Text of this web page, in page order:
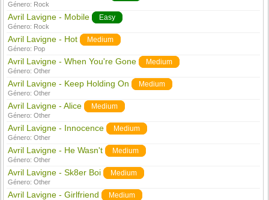
Género: Rock
Avril Lavigne - Mobile Easy
Género: Rock
Avril Lavigne - Hot Medium
Género: Pop
Avril Lavigne - When You're Gone Medium
Género:Other
Avril Lavigne - Keep Holding On Medium
Género:Other
Avril Lavigne - Alice Medium
Género:Other
Avril Lavigne - Innocence Medium
Género:Other
Avril Lavigne - He Wasn't Medium
Género:Other
Avril Lavigne - Sk8er Boi Medium
Género:Other
Avril Lavigne - Girlfriend Medium